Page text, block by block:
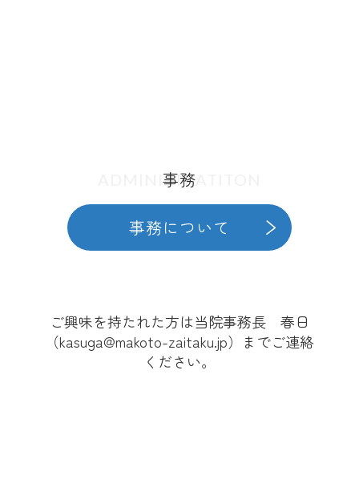
ADMINISTRATITON
事務
事務について
ご興味を持たれた方は当院事務長 春日
（kasuga@makoto-zaitaku.jp）までご連絡
ください。